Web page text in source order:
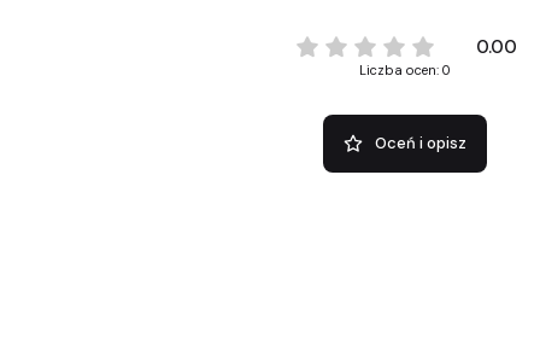
0.00
Liczba ocen: 0
Oceń i opisz